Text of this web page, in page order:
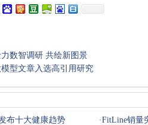
数智调研 共绘新图景
型文章入选高引用研究
布十大健康趋势 ·FitLine销量